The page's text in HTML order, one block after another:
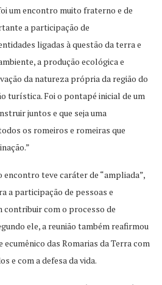
um encontro muito fraterno e de
a participação de
ligadas à questão da terra e
a produção ecológica e
da natureza própria da região do
turística. Foi o pontapé inicial de um
juntos e que seja uma
os romeiros e romeiras que
encontro teve caráter de “ampliada”,
a participação de pessoas e
contribuir com o processo de
ele, a reunião também reafirmou
das Romarias da Terra com
e com a defesa da vida.